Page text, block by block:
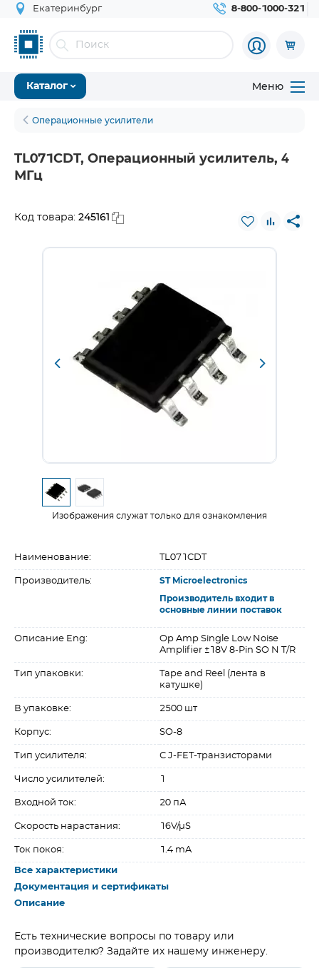
Екатеринбург 8-800-1000-321
Каталог Меню
Операционные усилители
TL071CDT, Операционный усилитель, 4
МГц
Код товара: 245161
Изображения служат только для ознакомления
Наименование: TL071CDT
Производитель: ST Microelectronics
Производитель входит в
основные линии поставок
Описание Eng:
Op Amp Single Low Noise
Amplifier ±18V 8-Pin SO N T/R
Тип упаковки:
Tape and Reel (лента в
катушке)
В упаковке: 2500 шт
Корпус: SO-8
Тип усилителя: С J-FET-транзисторами
Число усилителей: 1
Входной ток: 20 пА
Скорость нарастания: 16V/µS
Ток покоя: 1.4 mA
Все характеристики
Документация и сертификаты
Описание
Есть технические вопросы по товару или
производителю? Задайте их нашему инженеру.